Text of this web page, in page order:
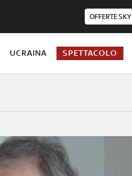
OFFERTE SKY
UCRAINA SPETTACOLO